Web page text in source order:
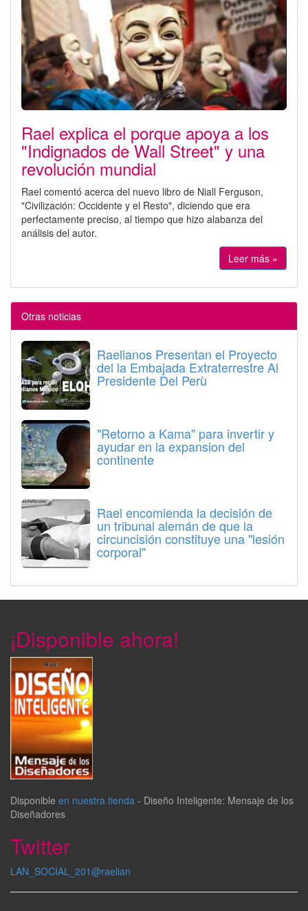
Rael explica el porque apoya a los
"Indignados de Wall Street" y una
revolución mundial
Rael comentó acerca del nuevo libro de Niall Ferguson,
"Civilización: Occidente y el Resto", diciendo que era
perfectamente preciso, al tiempo que hizo alabanza del
análisis del autor.
Leer más »
Otras noticias
Raelianos Presentan el Proyecto
del la Embajada Extraterrestre Al
Presidente Del Perù
"Retorno a Kama" para invertir y
ayudar en la expansion del
continente
Rael encomienda la decisión de
un tribunal alemán de que la
circuncisión constituye una "lesión
corporal"
¡Disponible ahora!
Disponible en nuestra tienda - Diseño Inteligente: Mensaje de los
Diseñadores
Twitter
LAN_SOCIAL_201@raelian